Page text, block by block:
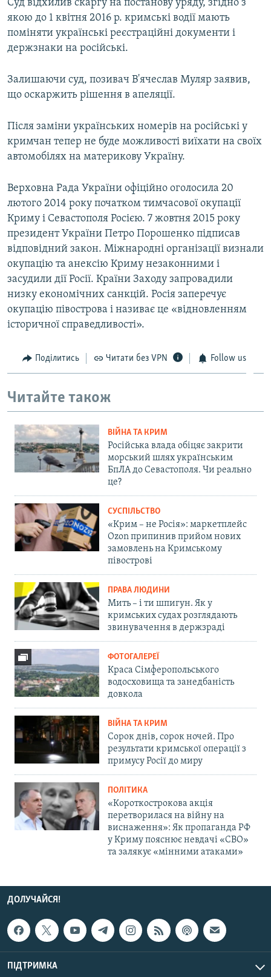
Суд відхилив скаргу на постанову уряду, згідно з
якою до 1 квітня 2016 р. кримські водії мають
поміняти українські реєстраційні документи і
держзнаки на російські.
Залишаючи суд, позивач В'ячеслав Муляр заявив,
що оскаржить рішення в апеляції.
Після заміни українських номерів на російські у
кримчан тепер не буде можливості виїхати на своїх
автомобілях на материкову Україну.
Верховна Рада України офіційно оголосила 20
лютого 2014 року початком тимчасової окупації
Криму і Севастополя Росією. 7 жовтня 2015 року
президент України Петро Порошенко підписав
відповідний закон. Міжнародні організації визнали
окупацію та анексію Криму незаконними і
засудили дії Росії. Країни Заходу запровадили
низку економічних санкцій. Росія заперечує
окупацію півострова і називає це «відновленням
історичної справедливості».
Поділитись Читати без VPN Follow us
Читайте також
ВІЙНА ТА КРИМ
Російська влада обіцяє закрити
морський шлях українським
БпЛА до Севастополя. Чи реально
це?
СУСПІЛЬСТВО
«Крим – не Росія»: маркетплейс
Ozon припинив прийом нових
замовлень на Кримському
півострові
ПРАВА ЛЮДИНИ
Мить – і ти шпигун. Як у
кримських судах розглядають
звинувачення в держзраді
ФОТОГАЛЕРЕЇ
Краса Сімферопольського
водосховища та занедбаність
довкола
ВІЙНА ТА КРИМ
Сорок днів, сорок ночей. Про
результати кримської операції з
примусу Росії до миру
ПОЛІТИКА
«Короткострокова акція
перетворилася на війну на
виснаження»: Як пропаганда РФ
у Криму пояснює невдачі «СВО»
та залякує «мінними атаками»
ДОЛУЧАЙСЯ!
ПІДТРИМКА